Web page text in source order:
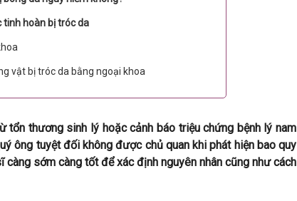
tinh hoàn bị tróc da
vật bị tróc da bằng ngoại khoa
tổn thương sinh lý hoặc cảnh báo triệu chứng bệnh lý nam
ông tuyệt đối không được chủ quan khi phát hiện bao quy
sớm càng tốt để xác định nguyên nhân cũng như cách